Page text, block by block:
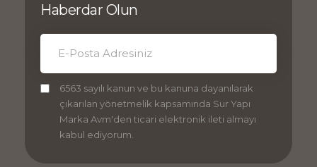
Haberdar Olun
6563 sayılı kanun ve bu kanuna dayanılarak
çıkarılan yönetmelik kapsamında Sur Yapı
Marka Avm'den ticari elektronik ileti almayı
kabul ediyorum.